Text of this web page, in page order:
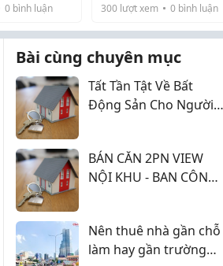
nhằm
tiếp nhu
si...
0 bình luận
2026
300lượt xem 0bình luận
Bài cùng chuyên mục
Tất Tần Tật Về Bất
Động Sản Cho Người
BÁN CĂN 2PN VIEW
NỘI KHU - BAN CÔNG
Nên thuê nhà gần chỗ
làm hay gần trường